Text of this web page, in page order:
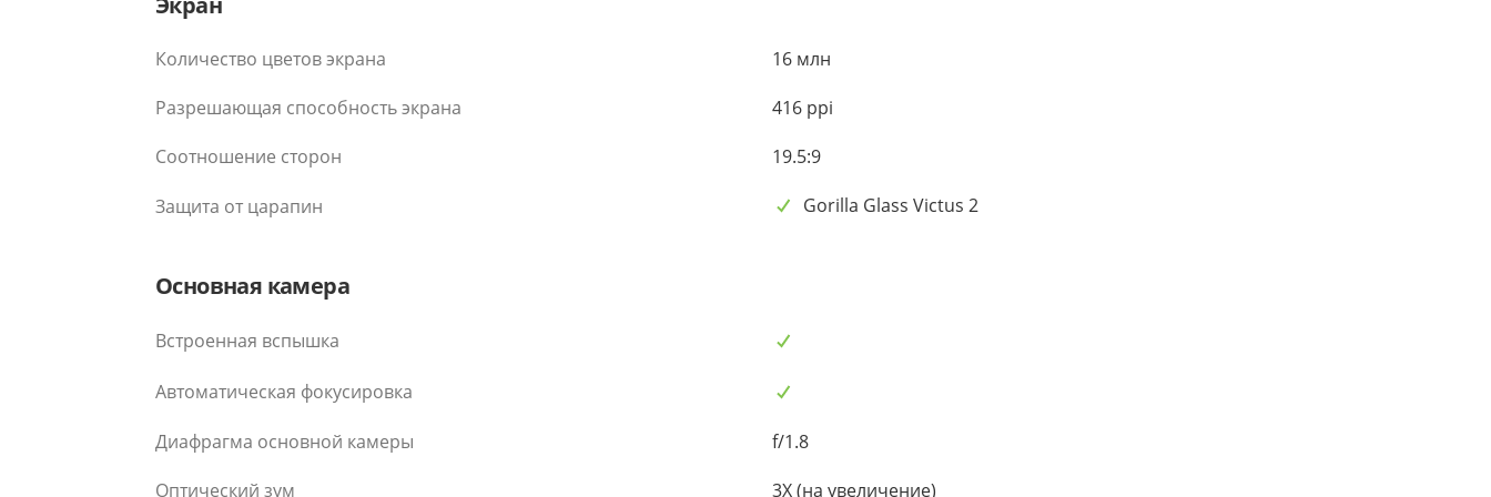
Количество цветов экрана
16 млн
Разрешающая способность экрана
416 ppi
Соотношение сторон
19.5:9
Защита от царапин Gorilla Glass Victus 2
Основная камера
Встроенная вспышка
Автоматическая фокусировка
Диафрагма основной камеры
f/1.8
Оптический зум
3X (на увеличение)